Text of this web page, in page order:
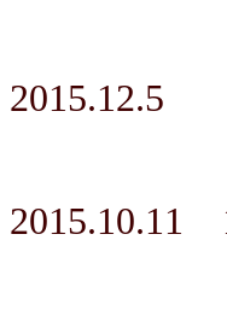
お正月
2015.12.5
2015.10.11
イベン